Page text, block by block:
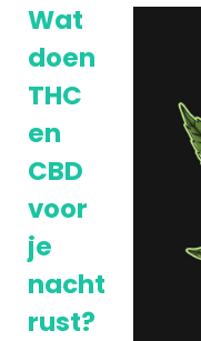
Wat
doen
THC
en
CBD
voor
je
nacht
rust?